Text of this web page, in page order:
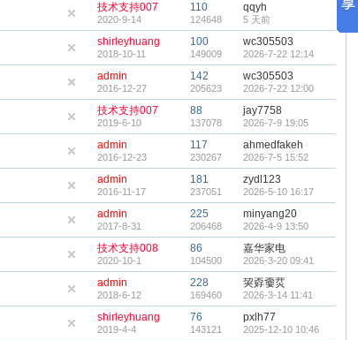
技术支持007
2020-9-14
110
124648
qqyh
5 天前
shirleyhuang
2018-10-11
100
149009
wc305503
2026-7-22 12:14
admin
2016-12-27
142
205623
wc305503
2026-7-22 12:00
技术支持007
2019-6-10
88
137078
jay7758
2026-7-9 19:05
admin
2016-12-23
117
230267
ahmedfakeh
2026-7-5 15:52
admin
2016-11-17
181
237051
zydl123
2026-5-10 16:17
admin
2017-8-31
225
206468
minyang20
2026-4-9 13:50
技术支持008
2020-10-1
86
104500
嘉华家电
2026-3-20 09:41
admin
2018-6-12
228
169460
巭孬嫑烎
2026-3-14 11:41
shirleyhuang
2019-4-4
76
143121
pxlh77
2025-12-10 10:46